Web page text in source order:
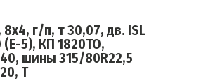
г/п, т 30,07, дв. ISL
5), КП 1820TO,
шины 315/80R22,5
Т